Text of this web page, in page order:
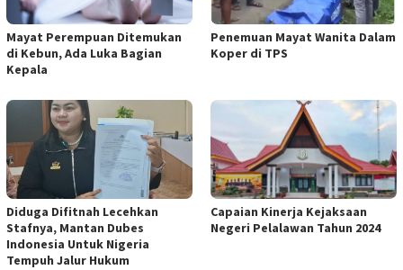
Mayat Perempuan Ditemukan
di Kebun, Ada Luka Bagian
Kepala
Penemuan Mayat Wanita Dalam
Koper di TPS
Diduga Difitnah Lecehkan
Stafnya, Mantan Dubes
Indonesia Untuk Nigeria
Tempuh Jalur Hukum
Capaian Kinerja Kejaksaan
Negeri Pelalawan Tahun 2024